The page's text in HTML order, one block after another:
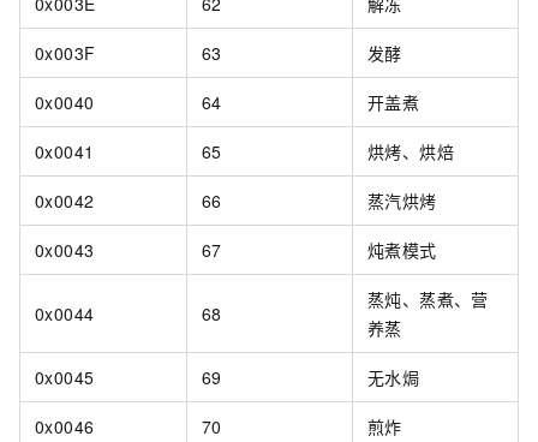
0x003F 63 发酵
0x0040 64 开盖煮
0x0041 65 烘烤、烘焙
0x0042 66 蒸汽烘烤
0x0043 67 炖煮模式
0x0044 68
蒸炖、蒸煮、营
养蒸
0x0045 69 无水焗
0x0046 70 煎炸